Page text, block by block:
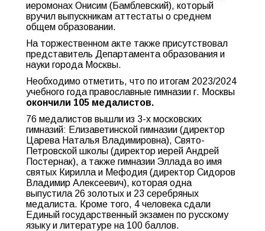
иеромонах Онисим (Бамблевский), который
вручил выпускникам аттестаты о среднем
общем образовании.
На торжественном акте также присутствовал
представитель Департамента образования и
науки города Москвы.
Необходимо отметить, что по итогам 2023/2024
учебного года православные гимназии г. Москвы
окончили 105 медалистов.
76 медалистов вышли из 3-х московских
гимназий: Елизаветинской гимназии (директор
Царева Наталья Владимировна), Свято-
Петровской школы (директор иерей Андрей
Постернак), а также гимназии Эллада во имя
святых Кирилла и Мефодия (директор Сидоров
Владимир Алексеевич), которая одна
выпустила 26 золотых и 23 серебряных
медалиста. Кроме того, 4 человека сдали
Единый государственный экзамен по русскому
языку и литературе на 100 баллов.